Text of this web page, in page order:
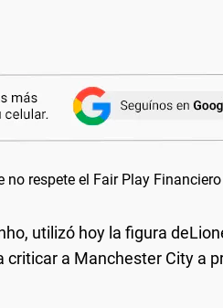
utilizó hoy la figura
a Manchester City a